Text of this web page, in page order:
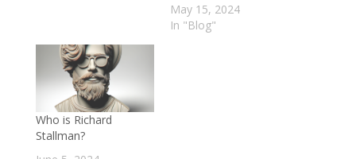
May 15, 2024
In "Blog"
Who is Richard
Stallman?